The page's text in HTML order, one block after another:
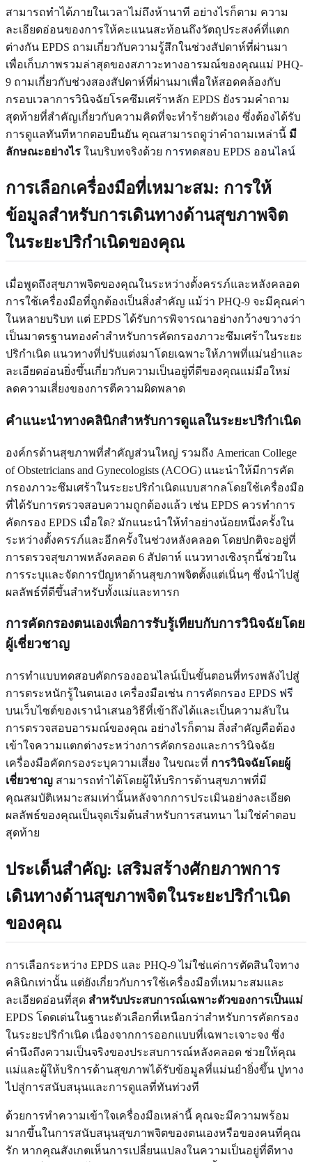
สามารถทำได้ภายในเวลาไม่ถึงห้านาที อย่างไรก็ตาม ความ
ละเอียดอ่อนของการให้คะแนนสะท้อนถึงวัตถุประสงค์ที่แตก
ต่างกัน EPDS ถามเกี่ยวกับความรู้สึกในช่วงสัปดาห์ที่ผ่านมา
เพื่อเก็บภาพรวมล่าสุดของสภาวะทางอารมณ์ของคุณแม่ PHQ-
9 ถามเกี่ยวกับช่วงสองสัปดาห์ที่ผ่านมาเพื่อให้สอดคล้องกับ
กรอบเวลาการวินิจฉัยโรคซึมเศร้าหลัก EPDS ยังรวมคำถาม
สุดท้ายที่สำคัญเกี่ยวกับความคิดที่จะทำร้ายตัวเอง ซึ่งต้องได้รับ
การดูแลทันทีหากตอบยืนยัน คุณสามารถดูว่าคำถามเหล่านี้ มี
ลักษณะอย่างไร ในบริบทจริงด้วย การทดสอบ EPDS ออนไลน์
การเลือกเครื่องมือที่เหมาะสม: การให้
ข้อมูลสำหรับการเดินทางด้านสุขภาพจิต
ในระยะปริกำเนิดของคุณ
เมื่อพูดถึงสุขภาพจิตของคุณในระหว่างตั้งครรภ์และหลังคลอด
การใช้เครื่องมือที่ถูกต้องเป็นสิ่งสำคัญ แม้ว่า PHQ-9 จะมีคุณค่า
ในหลายบริบท แต่ EPDS ได้รับการพิจารณาอย่างกว้างขวางว่า
เป็นมาตรฐานทองคำสำหรับการคัดกรองภาวะซึมเศร้าในระยะ
ปริกำเนิด แนวทางที่ปรับแต่งมาโดยเฉพาะให้ภาพที่แม่นยำและ
ละเอียดอ่อนยิ่งขึ้นเกี่ยวกับความเป็นอยู่ที่ดีของคุณแม่มือใหม่
ลดความเสี่ยงของการตีความผิดพลาด
คำแนะนำทางคลินิกสำหรับการดูแลในระยะปริกำเนิด
องค์กรด้านสุขภาพที่สำคัญส่วนใหญ่ รวมถึง American College
of Obstetricians and Gynecologists (ACOG) แนะนำให้มีการคัด
กรองภาวะซึมเศร้าในระยะปริกำเนิดแบบสากลโดยใช้เครื่องมือ
ที่ได้รับการตรวจสอบความถูกต้องแล้ว เช่น EPDS ควรทำการ
คัดกรอง EPDS เมื่อใด? มักแนะนำให้ทำอย่างน้อยหนึ่งครั้งใน
ระหว่างตั้งครรภ์และอีกครั้งในช่วงหลังคลอด โดยปกติจะอยู่ที่
การตรวจสุขภาพหลังคลอด 6 สัปดาห์ แนวทางเชิงรุกนี้ช่วยใน
การระบุและจัดการปัญหาด้านสุขภาพจิตตั้งแต่เนิ่นๆ ซึ่งนำไปสู่
ผลลัพธ์ที่ดีขึ้นสำหรับทั้งแม่และทารก
การคัดกรองตนเองเพื่อการรับรู้เทียบกับการวินิจฉัยโดย
ผู้เชี่ยวชาญ
การทำแบบทดสอบคัดกรองออนไลน์เป็นขั้นตอนที่ทรงพลังไปสู่
การตระหนักรู้ในตนเอง เครื่องมือเช่น การคัดกรอง EPDS ฟรี
บนเว็บไซต์ของเรานำเสนอวิธีที่เข้าถึงได้และเป็นความลับใน
การตรวจสอบอารมณ์ของคุณ อย่างไรก็ตาม สิ่งสำคัญคือต้อง
เข้าใจความแตกต่างระหว่างการคัดกรองและการวินิจฉัย
เครื่องมือคัดกรองระบุความเสี่ยง ในขณะที่ การวินิจฉัยโดยผู้
เชี่ยวชาญ สามารถทำได้โดยผู้ให้บริการด้านสุขภาพที่มี
คุณสมบัติเหมาะสมเท่านั้นหลังจากการประเมินอย่างละเอียด
ผลลัพธ์ของคุณเป็นจุดเริ่มต้นสำหรับการสนทนา ไม่ใช่คำตอบ
สุดท้าย
ประเด็นสำคัญ: เสริมสร้างศักยภาพการ
เดินทางด้านสุขภาพจิตในระยะปริกำเนิด
ของคุณ
การเลือกระหว่าง EPDS และ PHQ-9 ไม่ใช่แค่การตัดสินใจทาง
คลินิกเท่านั้น แต่ยังเกี่ยวกับการใช้เครื่องมือที่เหมาะสมและ
ละเอียดอ่อนที่สุด สำหรับประสบการณ์เฉพาะตัวของการเป็นแม่
EPDS โดดเด่นในฐานะตัวเลือกที่เหนือกว่าสำหรับการคัดกรอง
ในระยะปริกำเนิด เนื่องจากการออกแบบที่เฉพาะเจาะจง ซึ่ง
คำนึงถึงความเป็นจริงของประสบการณ์หลังคลอด ช่วยให้คุณ
แม่และผู้ให้บริการด้านสุขภาพได้รับข้อมูลที่แม่นยำยิ่งขึ้น ปูทาง
ไปสู่การสนับสนุนและการดูแลที่ทันท่วงที
ด้วยการทำความเข้าใจเครื่องมือเหล่านี้ คุณจะมีความพร้อม
มากขึ้นในการสนับสนุนสุขภาพจิตของตนเองหรือของคนที่คุณ
รัก หากคุณสังเกตเห็นการเปลี่ยนแปลงในความเป็นอยู่ที่ดีทาง